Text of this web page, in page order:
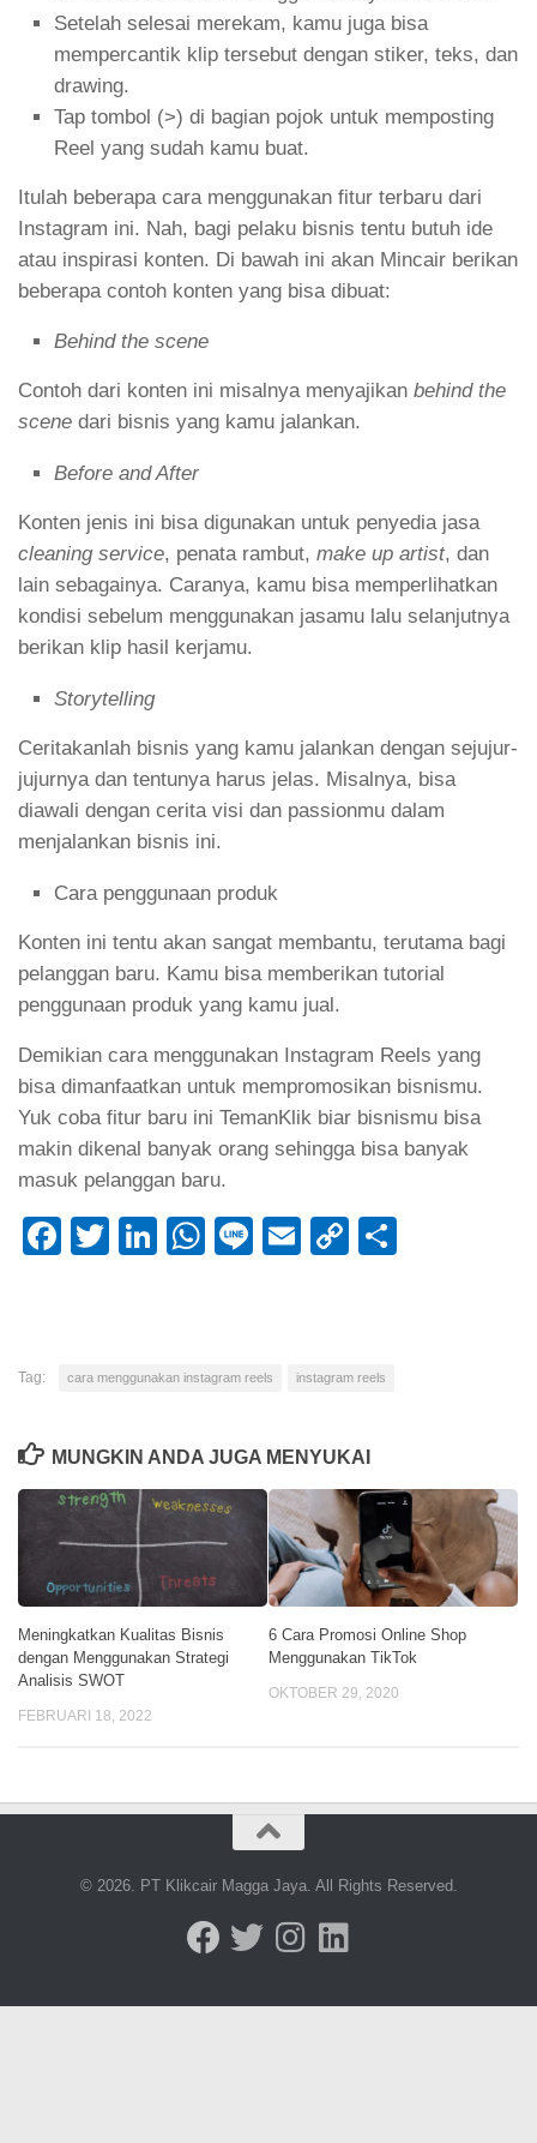
Setelah selesai merekam, kamu juga bisa
mempercantik klip tersebut dengan stiker, teks, dan
drawing.
Tap tombol (>) di bagian pojok untuk memposting
Reel yang sudah kamu buat.
Itulah beberapa cara menggunakan fitur terbaru dari
Instagram ini. Nah, bagi pelaku bisnis tentu butuh ide
atau inspirasi konten. Di bawah ini akan Mincair berikan
beberapa contoh konten yang bisa dibuat:
Behind the scene
Contoh dari konten ini misalnya menyajikan behind the
scene dari bisnis yang kamu jalankan.
Before and After
Konten jenis ini bisa digunakan untuk penyedia jasa
cleaning service, penata rambut, make up artist, dan
lain sebagainya. Caranya, kamu bisa memperlihatkan
kondisi sebelum menggunakan jasamu lalu selanjutnya
berikan klip hasil kerjamu.
Storytelling
Ceritakanlah bisnis yang kamu jalankan dengan sejujur-
jujurnya dan tentunya harus jelas. Misalnya, bisa
diawali dengan cerita visi dan passionmu dalam
menjalankan bisnis ini.
Cara penggunaan produk
Konten ini tentu akan sangat membantu, terutama bagi
pelanggan baru. Kamu bisa memberikan tutorial
penggunaan produk yang kamu jual.
Demikian cara menggunakan Instagram Reels yang
bisa dimanfaatkan untuk mempromosikan bisnismu.
Yuk coba fitur baru ini TemanKlik biar bisnismu bisa
makin dikenal banyak orang sehingga bisa banyak
masuk pelanggan baru.
Facebook
TwitterLinkedIn
WhatsApp
LineEmailCopy
Tag: cara menggunakan instagram reels instagram reels
MUNGKIN ANDA JUGA MENYUKAI
Meningkatkan Kualitas Bisnis
dengan Menggunakan Strategi
Analisis SWOT
FEBRUARI 18, 2022
6 Cara Promosi Online Shop
Menggunakan TikTok
OKTOBER 29, 2020
© 2026. PT Klikcair Magga Jaya. All Rights Reserved.